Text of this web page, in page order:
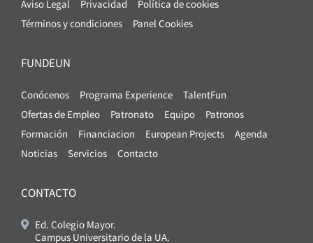
Aviso Legal Privacidad
Política de cookies
Términos y condiciones
Panel Cookies
FUNDEUN
Conócenos Programa Experience
TalentFun
Ofertas de Empleo
Patronato Equipo
Patronos
Formación
Financiacion European Projects
Agenda
Noticias
Servicios Contacto
CONTACTO
Ed. Colegio Mayor.
Campus Universitario de la UA.